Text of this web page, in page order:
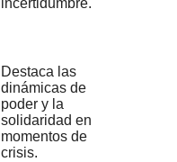
incertidumbre.
Destaca las
dinámicas de
poder y la
solidaridad en
momentos de
crisis.